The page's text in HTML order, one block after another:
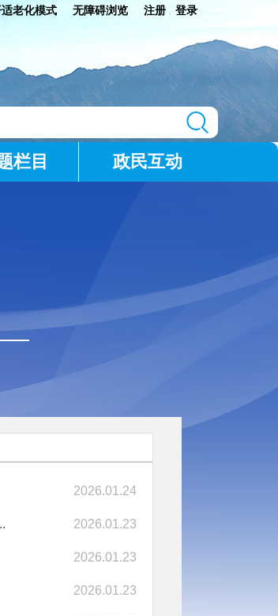
老化模式 无障碍浏览 注册 登录
栏目 政民互动
2026.01.24
2026.01.23
2026.01.23
2026.01.23